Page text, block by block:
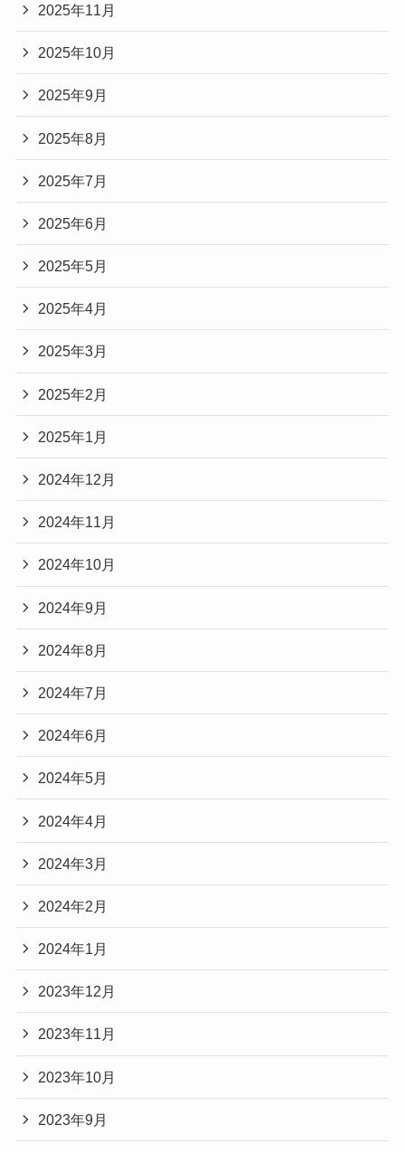
2025年11月
2025年10月
2025年9月
2025年8月
2025年7月
2025年6月
2025年5月
2025年4月
2025年3月
2025年2月
2025年1月
2024年12月
2024年11月
2024年10月
2024年9月
2024年8月
2024年7月
2024年6月
2024年5月
2024年4月
2024年3月
2024年2月
2024年1月
2023年12月
2023年11月
2023年10月
2023年9月